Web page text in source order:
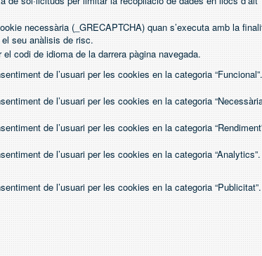
necessària (_GRECAPTCHA) quan s’executa amb la
seu anàlisis de risc.
el codi de idioma de la darrera pàgina navegada.
de l’usuari per les cookies en la categoria “Funcional”.
de l’usuari per les cookies en la categoria
de l’usuari per les cookies en la categoria
de l’usuari per les cookies en la categoria “Analytics”.
de l’usuari per les cookies en la categoria “Publicitat”.